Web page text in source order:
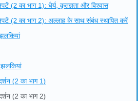
(2 का भाग 1): धैर्य, कृतज्ञता और विश्वास
(2 का भाग 2): अल्लाह के साथ संबंध स्थापित करें
(2 का भाग 1)
(2 का भाग 2)